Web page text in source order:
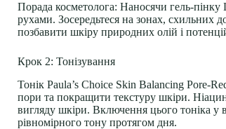
Порада косметолога: Наносячи гель-пінку
рухами. Зосередьтеся на зонах, схильних
позбавити шкіру природних олій і
Крок 2: Тонізування
Тонік Paula’s Choice Skin Balancing Pore-
пори та покращити текстуру шкіри.
вигляду шкіри. Включення цього тоніка у
рівномірного тону протягом дня.